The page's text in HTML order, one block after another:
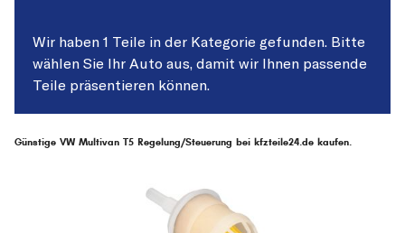
Wir haben 1 Teile in der Kategorie gefunden. Bitte
wählen Sie Ihr Auto aus, damit wir Ihnen passende
Teile präsentieren können.
Günstige VW Multivan T5 Regelung/Steuerung bei kfzteile24.de kaufen.